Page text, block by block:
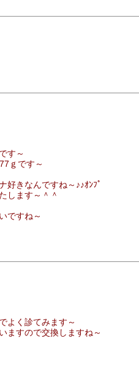
す～
ｇです～
好きなんですね～♪♪ｵﾝﾌﾟ
します～＾＾
ですね～
よく診てみます～
ますので交換しますね～